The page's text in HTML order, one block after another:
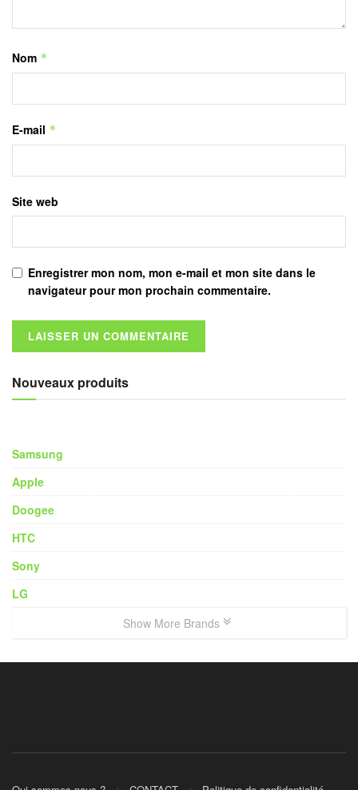
Nom *
E-mail *
Site web
Enregistrer mon nom, mon e-mail et mon site dans le
navigateur pour mon prochain commentaire.
Nouveaux produits
Samsung
Apple
Doogee
HTC
Sony
LG
Show More Brands